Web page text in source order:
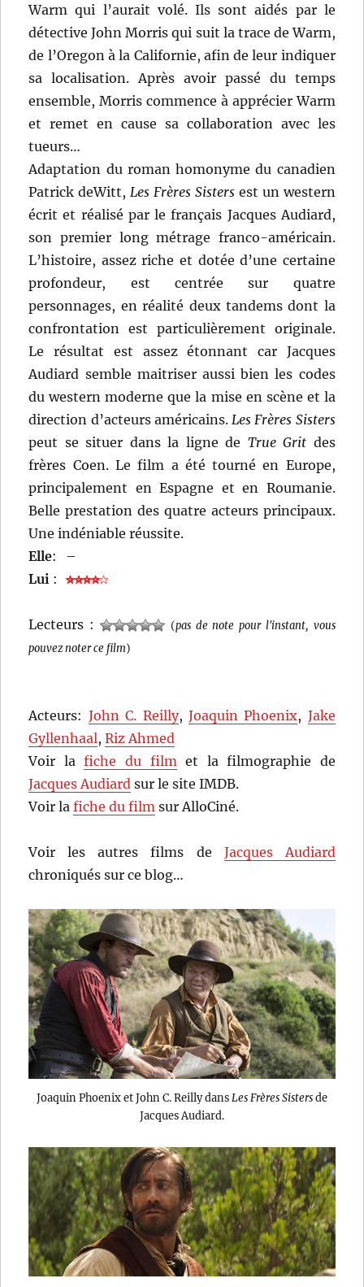
Warm qui l’aurait volé. Ils sont aidés par le
détective John Morris qui suit la trace de Warm,
de l’Oregon à la Californie, afin de leur indiquer
sa localisation. Après avoir passé du temps
ensemble, Morris commence à apprécier Warm
et remet en cause sa collaboration avec les
tueurs…
Adaptation du roman homonyme du canadien
Patrick deWitt, Les Frères Sistersest un western
écrit et réalisé par le français Jacques Audiard,
son premier long métrage franco-américain.
L’histoire, assez riche et dotée d’une certaine
profondeur, est centrée sur quatre
personnages, en réalité deux tandems dont la
confrontation est particulièrement originale.
Le résultat est assez étonnant car Jacques
Audiard semble maitriser aussi bien les codes
du western moderne que la mise en scène et la
direction d’acteurs américains. Les Frères Sisters
peut se situer dans la ligne de True Grit des
frères Coen. Le film a été tourné en Europe,
principalement en Espagne et en Roumanie.
Belle prestation des quatre acteurs principaux.
Une indéniable réussite.
Elle:
–
Lui :
Lecteurs : (pas de note pour l'instant, vous
pouvez noter ce film)
Acteurs: John C. Reilly, Joaquin Phoenix, Jake
Gyllenhaal,Riz Ahmed
Voir lafiche du film et la filmographie de
Jacques Audiard sur le site IMDB.
Voir lafiche du film sur AlloCiné.
Voir les autres films de Jacques Audiard
chroniqués sur ce blog…
Joaquin Phoenix et John C. Reilly dans Les Frères Sistersde
Jacques Audiard.